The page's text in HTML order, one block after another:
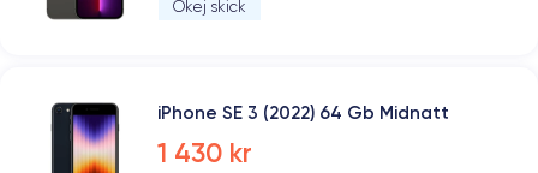
Okej skick
iPhone SE 3 (2022) 64 Gb Midnatt
1 430 kr